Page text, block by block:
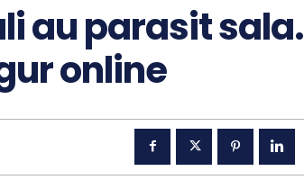
au parasit sala.
online